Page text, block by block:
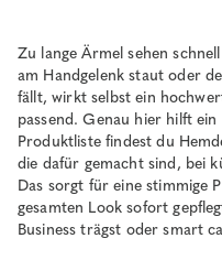
Zu lange Ärmel sehen
am Handgelenk staut oder
fällt, wirkt selbst ein
passend. Genau hier hilft
Produktliste findest du
die dafür gemacht sind, bei
Das sorgt für eine stimmige
gesamten Look sofort
Business trägst oder smart